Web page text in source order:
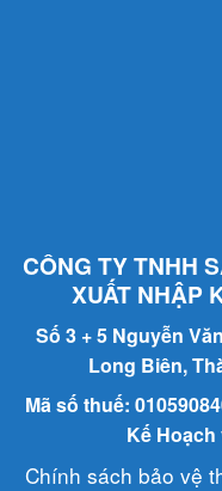
CÔNG TY TNHH
XUẤT NHẬP
Số 3 + 5 Nguyễn
Long Biên,
Mã số thuế:
Kế
Chính sách bảo vệ